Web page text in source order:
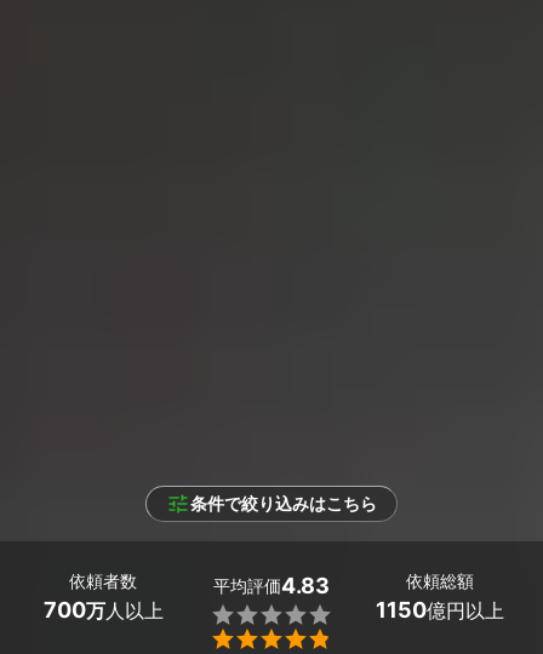
条件で絞り込みはこちら
依頼者数
700万人以上
平均評価4.83


依頼総額
1150億円以上